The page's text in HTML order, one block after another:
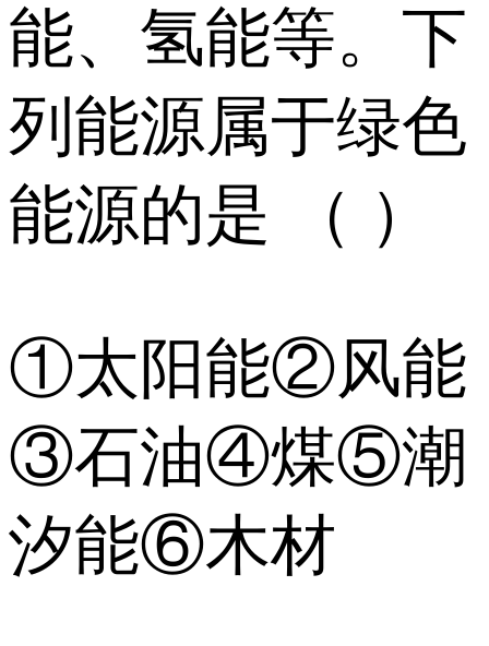
能、氢能等。下
列能源属于绿色
能源的是 （ ）
①太阳能②风能
③石油④煤⑤潮
汐能⑥木材